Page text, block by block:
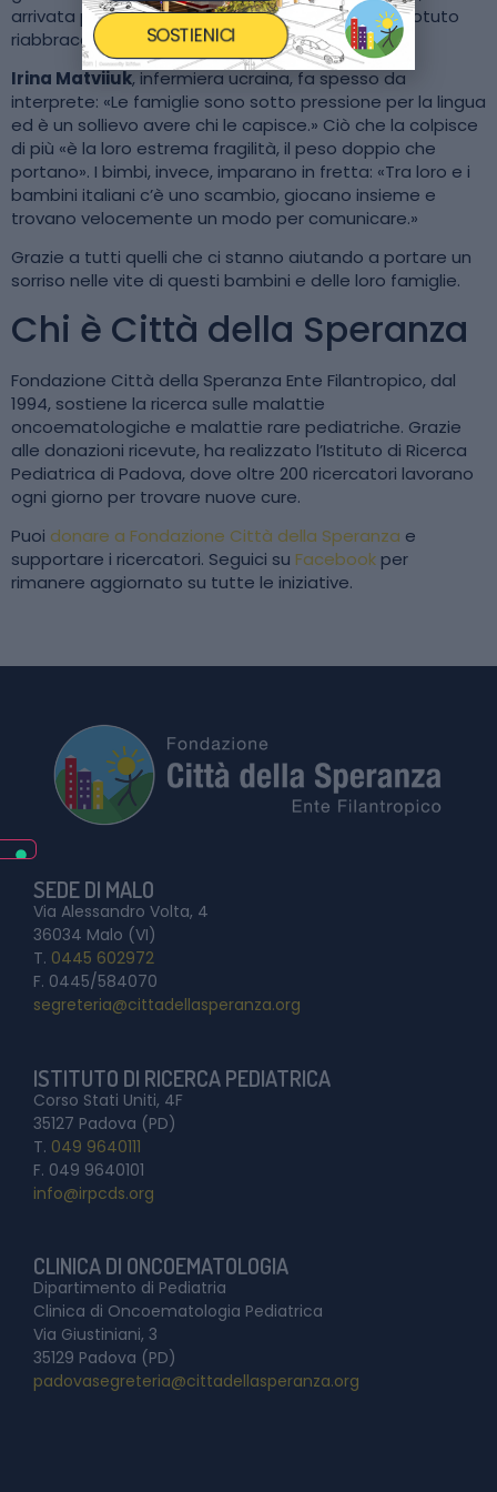
arrivata passando per il Trentino e a Natale ha potuto
riabbracciare il papà.
Irina Matviiuk, infermiera ucraina, fa spesso da
interprete: «Le famiglie sono sotto pressione per la lingua
ed è un sollievo avere chi le capisce.» Ciò che la colpisce
di più «è la loro estrema fragilità, il peso doppio che
portano». I bimbi, invece, imparano in fretta: «Tra loro e i
bambini italiani c’è uno scambio, giocano insieme e
trovano velocemente un modo per comunicare.»
Grazie a tutti quelli che ci stanno aiutando a portare un
sorriso nelle vite di questi bambini e delle loro famiglie.
Chi è Città della Speranza
Fondazione Città della Speranza Ente Filantropico, dal
1994, sostiene la ricerca sulle malattie
oncoematologiche e malattie rare pediatriche. Grazie
alle donazioni ricevute, ha realizzato l’Istituto di Ricerca
Pediatrica di Padova, dove oltre 200 ricercatori lavorano
ogni giorno per trovare nuove cure.
Puoi donare a Fondazione Città della Speranza e
supportare i ricercatori. Seguici su Facebook per
rimanere aggiornato su tutte le iniziative.
SEDE DI MALO
Via Alessandro Volta, 4
36034 Malo (VI)
T. 0445 602972
F. 0445/584070
segreteria@cittadellasperanza.org
ISTITUTO DI RICERCA PEDIATRICA
Corso Stati Uniti, 4F
35127 Padova (PD)
T. 049 9640111
F. 049 9640101
info@irpcds.org
CLINICA DI ONCOEMATOLOGIA
Dipartimento di Pediatria
Clinica di Oncoematologia Pediatrica
Via Giustiniani, 3
35129 Padova (PD)
padovasegreteria@cittadellasperanza.org
SOSTIENICI